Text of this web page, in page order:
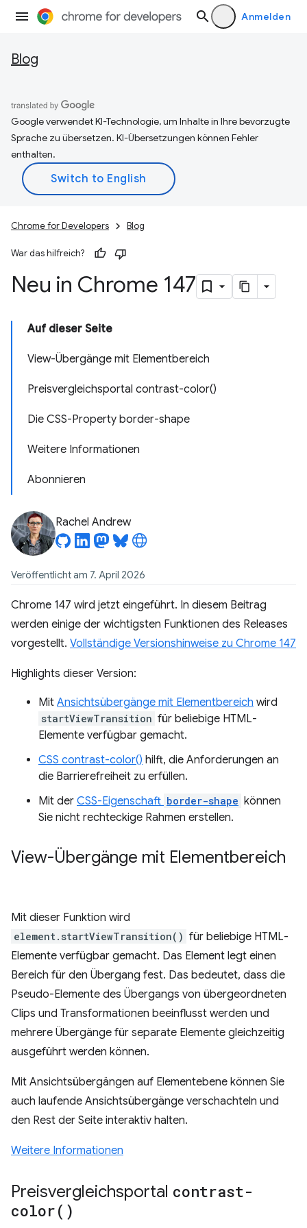
Anmelden
Blog
Google verwendet KI-Technologie, um Inhalte in Ihre bevorzugte
Sprache zu übersetzen. KI-Übersetzungen können Fehler
enthalten.
Chrome for Developers Blog
War das hilfreich?
Neu in Chrome 147
Auf dieser Seite
View-Übergänge mit Elementbereich
Preisvergleichsportal contrast-color()
Die CSS-Property border-shape
Weitere Informationen
Abonnieren
Rachel Andrew
Veröffentlicht am 7. April 2026
Chrome 147 wird jetzt eingeführt. In diesem Beitrag
werden einige der wichtigsten Funktionen des Releases
vorgestellt. Vollständige Versionshinweise zu Chrome 147
Highlights dieser Version:
Mit Ansichtsübergänge mit Elementbereich wird
startViewTransition für beliebige HTML-
Elemente verfügbar gemacht.
CSS contrast-color() hilft, die Anforderungen an
die Barrierefreiheit zu erfüllen.
Mit der CSS-Eigenschaft border-shape können
Sie nicht rechteckige Rahmen erstellen.
View-Übergänge mit Elementbereich
Mit dieser Funktion wird
element.startViewTransition() für beliebige HTML-
Elemente verfügbar gemacht. Das Element legt einen
Bereich für den Übergang fest. Das bedeutet, dass die
Pseudo-Elemente des Übergangs von übergeordneten
Clips und Transformationen beeinflusst werden und
mehrere Übergänge für separate Elemente gleichzeitig
ausgeführt werden können.
Mit Ansichtsübergängen auf Elementebene können Sie
auch laufende Ansichtsübergänge verschachteln und
den Rest der Seite interaktiv halten.
Weitere Informationen
Preisvergleichsportal contrast-
color( )